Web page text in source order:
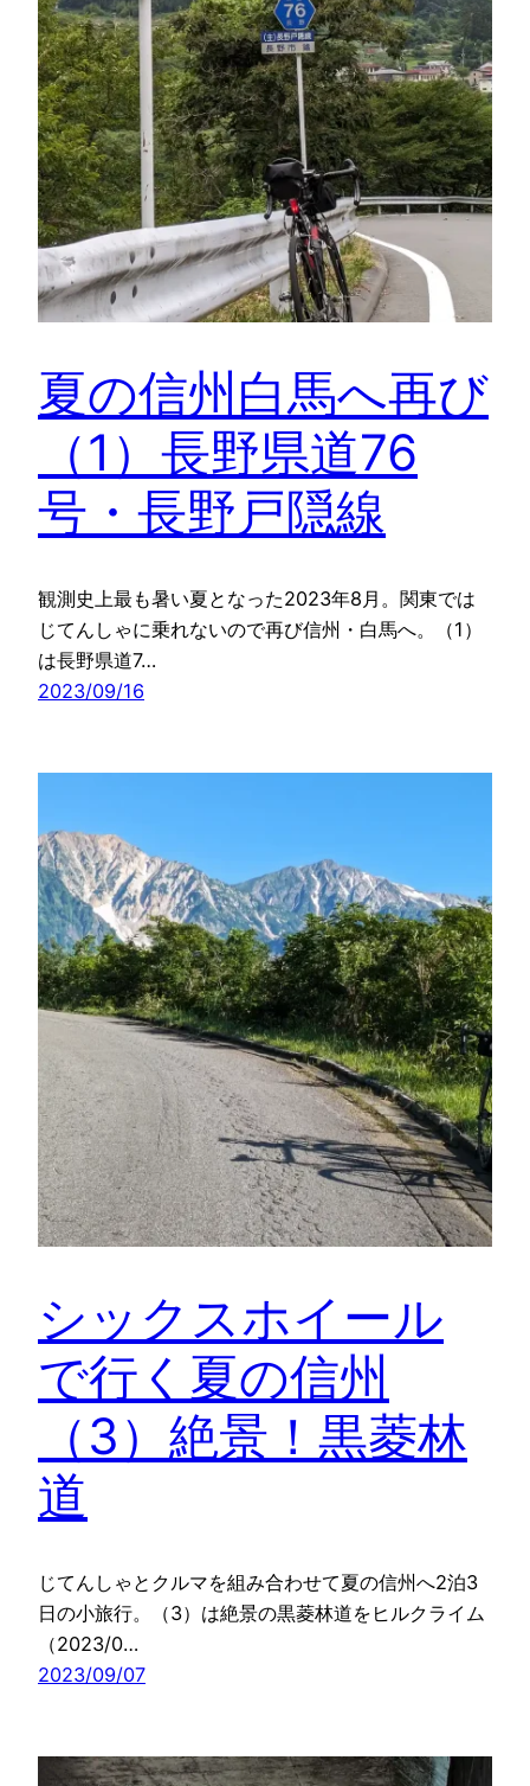
夏の信州白馬へ再び
（1）長野県道76
号・長野戸隠線
観測史上最も暑い夏となった2023年8月。関東では
じてんしゃに乗れないので再び信州・白馬へ。（1）
は長野県道7…
2023/09/16
シックスホイール
で行く夏の信州
（3）絶景！黒菱林
道
じてんしゃとクルマを組み合わせて夏の信州へ2泊3
日の小旅行。（3）は絶景の黒菱林道をヒルクライム
（2023/0…
2023/09/07